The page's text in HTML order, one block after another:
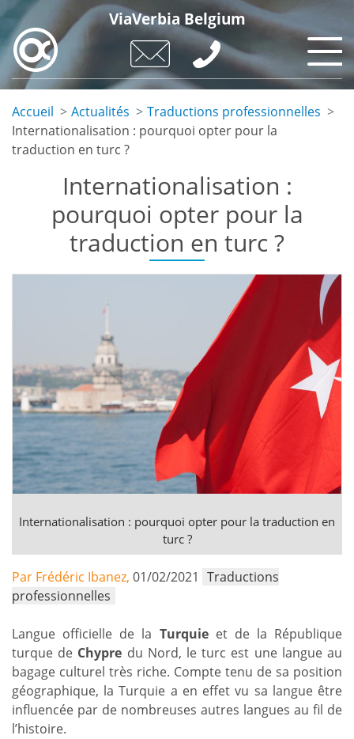
Skip
main
content
ViaVerbia Belgium
Accueil Actualités
Traductions professionnelles
Internationalisation : pourquoi opter pour la
traduction en turc ?
Internationalisation :
pourquoi opter pour la
traduction en turc ?
Internationalisation : pourquoi opter pour la traduction en
turc ?
Par Frédéric Ibanez, 01/02/2021 Traductions
professionnelles
Langue officielle de la Turquie et de la République
turque de Chypre du Nord, le turc est une langue au
bagage culturel très riche. Compte tenu de sa position
géographique, la Turquie a en effet vu sa langue être
influencée par de nombreuses autres langues au fil de
l’histoire.